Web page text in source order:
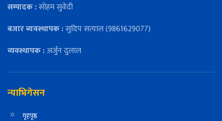
सम्पादक :सोहम सुवेदी
बजार ब्यवस्थापक :सुदिप सत्याल (9861629077)
व्यवस्थापक :अर्जुन दुलाल
न्याभिगेसन
गृहपृष्ठ